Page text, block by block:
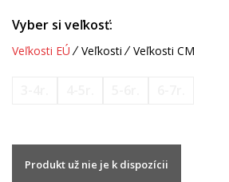
Vyber si veľkosť:
Veľkosti EÚ Veľkosti Veľkosti CM
Produkt už nie je k dispozícii